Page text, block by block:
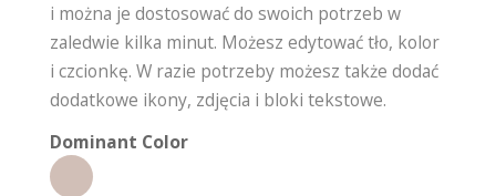
i można je dostosować do swoich potrzeb w
zaledwie kilka minut. Możesz edytować tło, kolor
i czcionkę. W razie potrzeby możesz także dodać
dodatkowe ikony, zdjęcia i bloki tekstowe.
Dominant Color